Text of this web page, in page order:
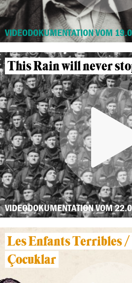
VIDEODOKUMENTATION VOM
This Rain will never
VIDEODOKUMENTATION VOM
Les Enfants Terribles
Çocuklar